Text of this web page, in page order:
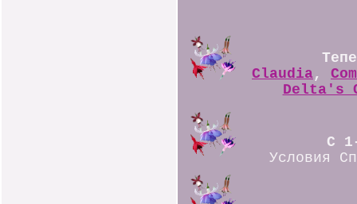
Claudia,
Delta's
C
Условия